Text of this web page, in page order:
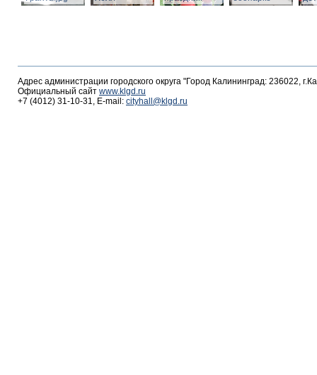
Адрес администрации городского округа "Город Калининград: 236022,
Официальный сайт www.klgd.ru
+7 (4012) 31-10-31, E-mail: cityhall@klgd.ru